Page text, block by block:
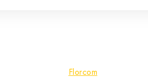
Florcom